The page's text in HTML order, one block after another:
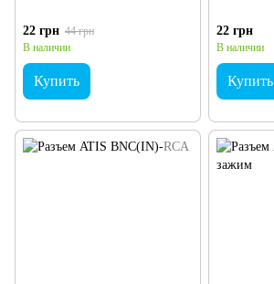
22 грн 44 грн
В наличии
Купить
22 грн
В наличии
Купить